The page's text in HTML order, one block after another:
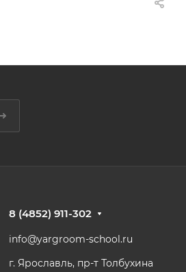
8 (4852) 911-302
info@yargroom-school.ru
г. Ярославль, пр-т Толбухина